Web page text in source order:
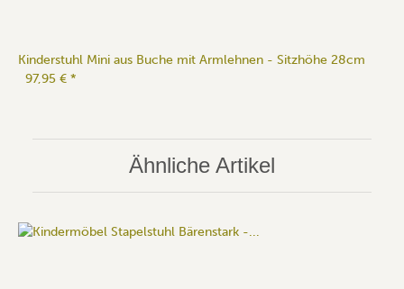
Kinderstuhl Mini aus Buche mit Armlehnen - Sitzhöhe 28cm
97,95 € *
Ähnliche Artikel